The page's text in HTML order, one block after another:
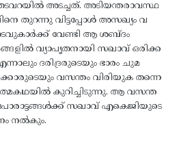
അടച്ചത്. അടിയന്തരാവസ്ഥ
തുറന്നു വിട്ടപ്പോൾ അസഖ്യം വ
വേണ്ടി ആ ശബ്ദം
വ്യാപൃതനായി സഖാവ് ഒരിക്ക
ദരിദ്രരുടെയും ഭാരം ചുമ
വസന്തം വിരിയുക തന്നെ
കുറിച്ചിടുന്നു. ആ വസന്ത
സഖാവ് എകെജിയുടെ
നൽകും.